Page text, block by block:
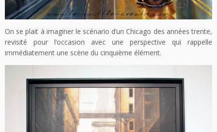
On se plait à imaginer le scénario d’un Chicago des années trente,
revisité pour l’occasion avec une perspective qui rappelle
immédiatement une scène du cinquième élément.